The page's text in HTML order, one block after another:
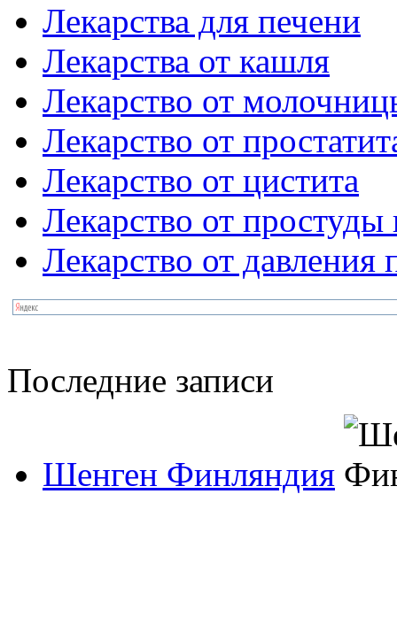
Лекарства для печени
Лекарства от кашля
Лекарство от
Лекарство от
Лекарство от цистита
Лекарство от простуды
Лекарство от
Последние записи
Шенген Финляндия